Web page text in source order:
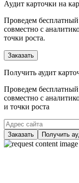
Аудит карточки на
Проведем
совместно с
точки роста.
Заказать
Получить аудит
Проведем
совместно с
и точки роста
Заказать Получить